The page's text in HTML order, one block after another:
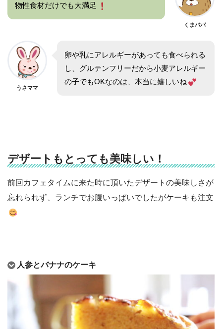
物性食材だけでも大満足
くまパパ
うさママ
卵や乳にアレルギーがあっても食べられる
し、グルテンフリーだから小麦アレルギー
の子でもOKなのは、本当に嬉しいね
デザートもとっても美味しい！
前回カフェタイムに来た時に頂いたデザートの美味しさが
忘れられず、ランチでお腹いっぱいでしたがケーキも注文
人参とバナナのケーキ